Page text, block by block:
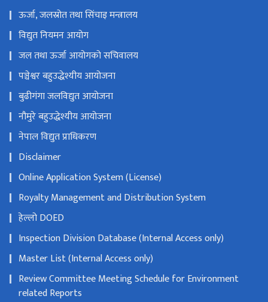
ऊर्जा, जलस्रोत तथा सिंचाइ मन्त्रालय
विद्युत नियमन आयोग
जल तथा ऊर्जा आयोगको सचिवालय
पञ्चेश्वर बहुउद्धेश्यीय आयोजना
बुढीगंगा जलविद्युत आयोजना
नौमुरे बहुउद्धेश्यीय आयोजना
नेपाल विद्युत प्राधिकरण
Disclaimer
Online Application System (License)
Royalty Management and Distribution System
हेल्लो DOED
Inspection Division Database (Internal Access only)
Master List (Internal Access only)
Review Committee Meeting Schedule for Environment
related Reports